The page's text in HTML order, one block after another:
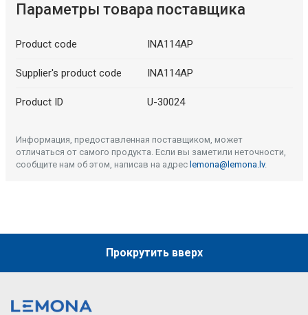
Параметры товара поставщика
Product code INA114AP
Supplier's product code INA114AP
Product ID U-30024
Информация, предоставленная поставщиком, может
отличаться от самого продукта. Если вы заметили неточности,
сообщите нам об этом, написав на адрес lemona@lemona.lv.
Прокрутить вверх